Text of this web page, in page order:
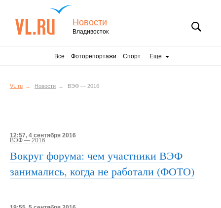
Новости
Владивосток
Все Фоторепортажи Спорт Еще
VL.ru Новости ВЭФ — 2016
12:57, 4 сентября 2016
ВЭФ — 2016
Вокруг форума: чем участники ВЭФ
занимались, когда не работали (ФОТО)